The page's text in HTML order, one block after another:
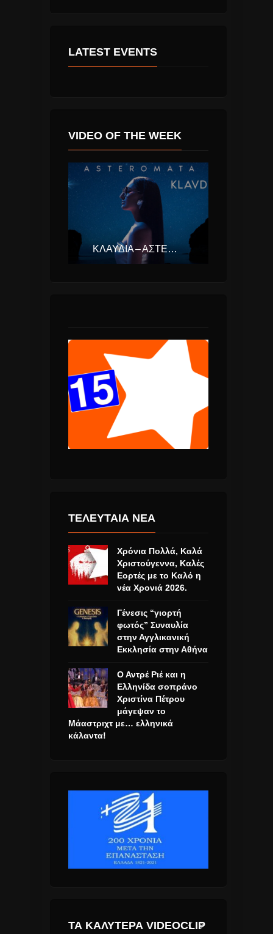
LATEST EVENTS
VIDEO OF THE WEEK
ΚΛΑΥΔΊΑ – ΑΣΤΕΡΟΜΆΤΑ (EUROVISION ΕΛΛΆΔΑ 2025)
ΤΕΛΕΥΤΑΙΑ ΝΕΑ
Χρόνια Πολλά, Καλά
Χριστούγεννα, Καλές
Εορτές με το Καλό η
νέα Χρονιά 2026.
Γένεσις “γιορτή
φωτός” Συναυλία
στην Αγγλικανική
Εκκλησία στην Αθήνα
Ο Αντρέ Ριέ και η
Ελληνίδα σοπράνο
Χριστίνα Πέτρου
μάγεψαν το
Μάαστριχτ με… ελληνικά
κάλαντα!
ΤΑ ΚΑΛΎΤΕΡΑ VIDEOCLIP